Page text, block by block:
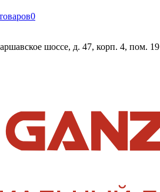
0
шоссе, д. 47, корп. 4, пом. 19